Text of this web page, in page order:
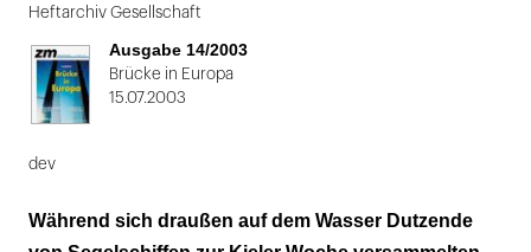
1
von
2
Heftarchiv Gesellschaft
Ausgabe 14/2003
Brücke in Europa
15.07.2003
dev
Während sich draußen auf dem Wasser Dutzende